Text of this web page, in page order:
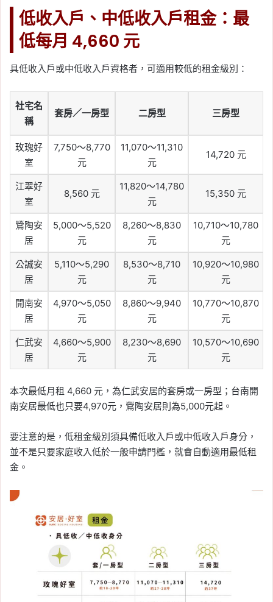
低收入戶、中低收入戶租金：最
低每月 4,660 元
具低收入戶或中低收入戶資格者，可適用較低的租金級別：
社宅名
稱
套房／一房型 二房型 三房型
玫瑰好
室
7,750～8,770
元
11,070～11,310
元
14,720 元
江翠好
室
8,560 元
11,820～14,780
元
15,350 元
鶯陶安
居
5,000～5,520
元
8,260～8,830
元
10,710～10,780
元
公誠安
居
5,110～5,290
元
8,530～8,710
元
10,920～10,980
元
開南安
居
4,970～5,050
元
8,860～9,940
元
10,770～10,870
元
仁武安
居
4,660～5,900
元
8,230～8,690
元
10,570～10,690
元
本次最低月租 4,660 元，為仁武安居的套房或一房型；台南開
南安居最低也只要4,970元，鶯陶安居則為5,000元起。
要注意的是，低租金級別須具備低收入戶或中低收入戶身分，
並不是只要家庭收入低於一般申請門檻，就會自動適用最低租
金。